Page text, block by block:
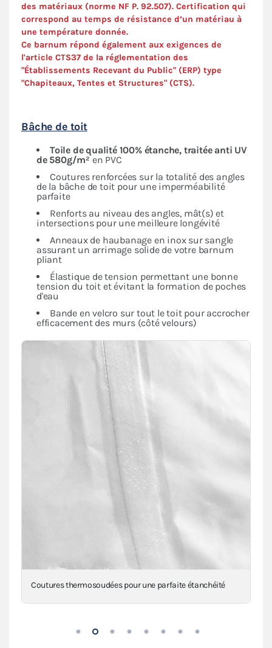
des matériaux (norme NF P. 92.507). Certification qui
correspond au temps de résistance d’un matériau à
une température donnée.
Ce barnum répond également aux exigences de
l'article CTS37 de la réglementation des
"Établissements Recevant du Public" (ERP) type
"Chapiteaux, Tentes et Structures" (CTS).
Bâche de toit
Toile de qualité 100% étanche, traitée anti UV
de 580g/m²en PVC
Coutures renforcées sur la totalité des angles
de la bâche de toit pour une imperméabilité
parfaite
Renforts au niveau des angles, mât(s) et
intersections pour une meilleure longévité
Anneaux de haubanage en inox sur sangle
assurant un arrimage solide de votre barnum
pliant
Élastique de tension permettant une bonne
tension du toit et évitant la formation de poches
d'eau
Bande en velcro sur tout le toit pour accrocher
efficacement des murs (côté velours)
Renforts 650g/m² au niveau des angles, mât(s) et